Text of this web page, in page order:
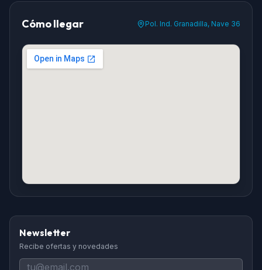
Cómo llegar Pol. Ind. Granadilla, Nave 36
Newsletter
Recibe ofertas y novedades